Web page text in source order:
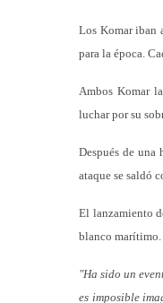
Los Komar iban
para la época.
Ambos Komar
luchar por su
Después de
ataque se saldó
El lanzamiento
blanco marítimo.
"Ha sido un
es imposible